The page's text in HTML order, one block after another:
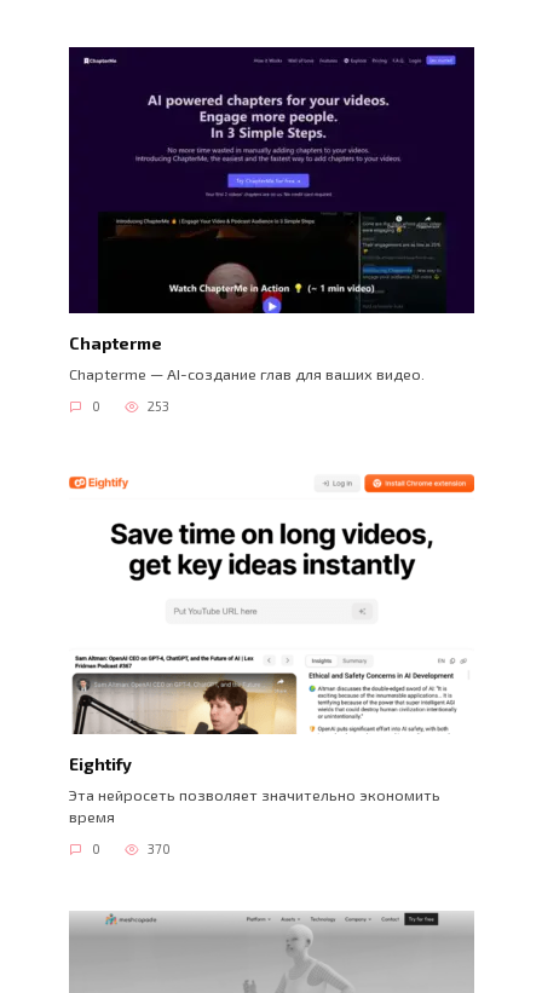
Chapterme
Chapterme — AI-создание глав для ваших видео.
0 253
Eightify
Эта нейросеть позволяет значительно экономить
время
0 370